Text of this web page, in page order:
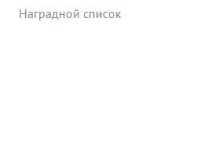
Наградной список